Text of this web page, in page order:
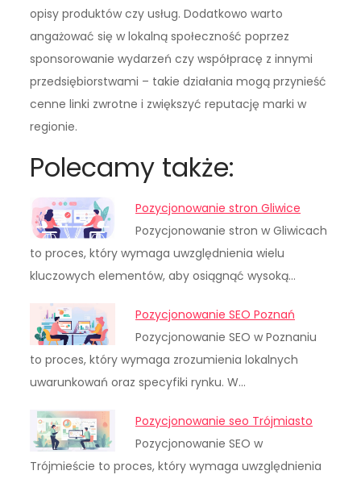
opisy produktów czy usług. Dodatkowo warto
angażować się w lokalną społeczność poprzez
sponsorowanie wydarzeń czy współpracę z innymi
przedsiębiorstwami – takie działania mogą przynieść
cenne linki zwrotne i zwiększyć reputację marki w
regionie.
Polecamy także:
Pozycjonowanie stron Gliwice
Pozycjonowanie stron w Gliwicach
to proces, który wymaga uwzględnienia wielu
kluczowych elementów, aby osiągnąć wysoką…
Pozycjonowanie SEO Poznań
Pozycjonowanie SEO w Poznaniu
to proces, który wymaga zrozumienia lokalnych
uwarunkowań oraz specyfiki rynku. W…
Pozycjonowanie seo Trójmiasto
Pozycjonowanie SEO w
Trójmieście to proces, który wymaga uwzględnienia